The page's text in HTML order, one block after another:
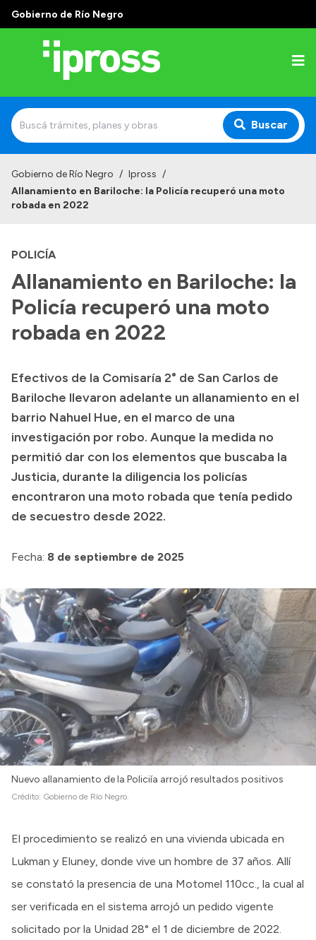
Gobierno de Río Negro
Buscar
Institucional
Autoridades
Delegaciones
Consultorios Propios
Presentación CV
Transparencia
Inversión en Salud
Licitaciones
Consulta de expedientes
Gobierno de Río Negro / Ipross /
Allanamiento en Bariloche: la Policía recuperó una moto
robada en 2022
POLICÍA
Allanamiento en Bariloche: la
Policía recuperó una moto
robada en 2022
Efectivos de la Comisaría 2° de San Carlos de
Bariloche llevaron adelante un allanamiento en el
barrio Nahuel Hue, en el marco de una
investigación por robo. Aunque la medida no
permitió dar con los elementos que buscaba la
Justicia, durante la diligencia los policías
encontraron una moto robada que tenía pedido
de secuestro desde 2022.
Fecha: 8 de septiembre de 2025
Nuevo allanamiento de la Policiía arrojó resultados positivos
Crédito: Gobierno de Río Negro.
El procedimiento se realizó en una vivienda ubicada en
Lukman y Eluney, donde vive un hombre de 37 años. Allí
se constató la presencia de una Motomel 110cc., la cual al
ser verificada en el sistema arrojó un pedido vigente
solicitado por la Unidad 28° el 1 de diciembre de 2022.